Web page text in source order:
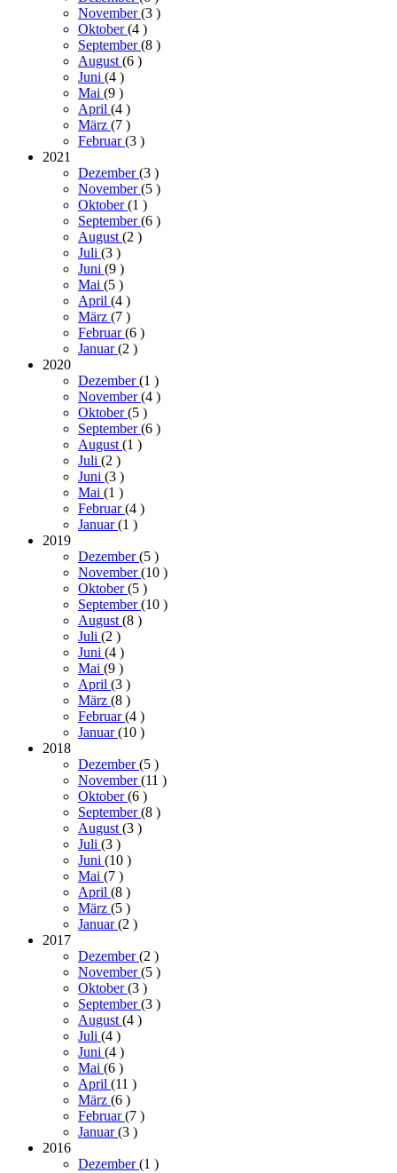
November(3 )
Oktober(4 )
September(8 )
August(6 )
Juni (4 )
Mai (9 )
April (4 )
März (7 )
Februar(3 )
2021
Dezember(3 )
November(5 )
Oktober(1 )
September(6 )
August(2 )
Juli (3 )
Juni (9 )
Mai (5 )
April (4 )
März (7 )
Februar(6 )
Januar(2 )
2020
Dezember(1 )
November(4 )
Oktober(5 )
September(6 )
August(1 )
Juli (2 )
Juni (3 )
Mai (1 )
Februar(4 )
Januar(1 )
2019
Dezember(5 )
November(10 )
Oktober(5 )
September(10 )
August(8 )
Juli (2 )
Juni (4 )
Mai (9 )
April (3 )
März (8 )
Februar(4 )
Januar(10 )
2018
Dezember(5 )
November(11 )
Oktober(6 )
September(8 )
August(3 )
Juli (3 )
Juni (10 )
Mai (7 )
April (8 )
März (5 )
Januar(2 )
2017
Dezember(2 )
November(5 )
Oktober(3 )
September(3 )
August(4 )
Juli (4 )
Juni (4 )
Mai (6 )
April (11 )
März (6 )
Februar(7 )
Januar(3 )
2016
Dezember(1 )